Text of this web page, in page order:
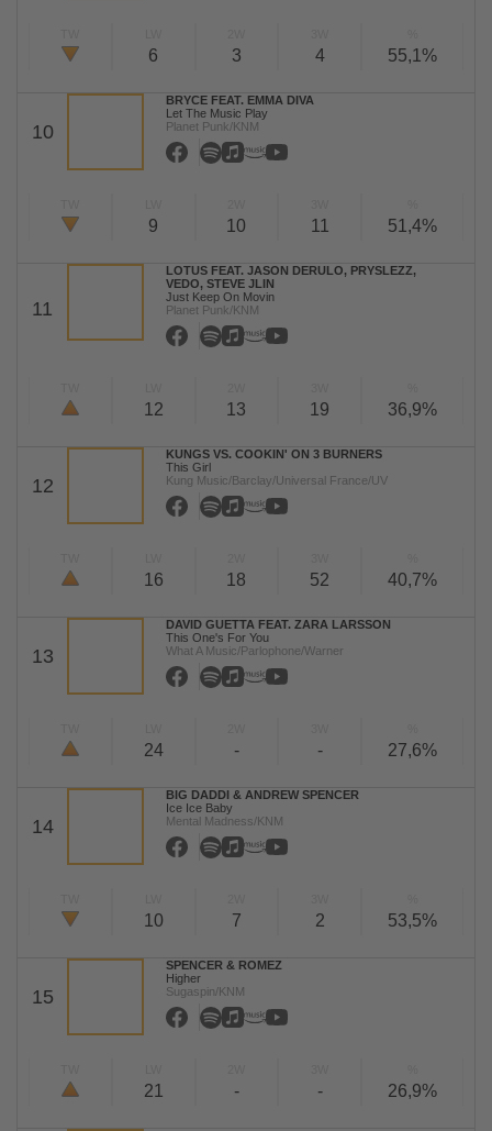
6 3 4 55,1%
10
BRYCE FEAT. EMMA DIVA
Let The Music Play
Planet Punk/KNM
9 10 11 51,4%
11
LOTUS FEAT. JASON DERULO, PRYSLEZZ,
VEDO, STEVE JLIN
Just Keep On Movin
Planet Punk/KNM
12 13 19 36,9%
12
KUNGS VS. COOKIN' ON 3 BURNERS
This Girl
Kung Music/Barclay/Universal France/UV
16 18 52 40,7%
13
DAVID GUETTA FEAT. ZARA LARSSON
This One's For You
What A Music/Parlophone/Warner
24 - - 27,6%
14
BIG DADDI & ANDREW SPENCER
Ice Ice Baby
Mental Madness/KNM
10 7 2 53,5%
15
SPENCER & ROMEZ
Higher
Sugaspin/KNM
21 - - 26,9%